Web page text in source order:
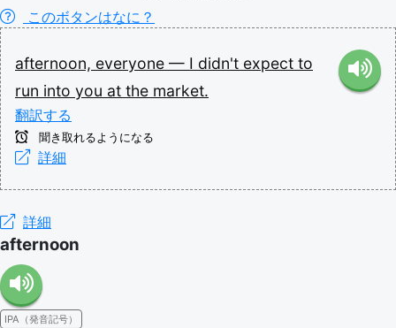
このボタンはなに？
afternoon, everyone — I didn't expect to
run into you at the market.
翻訳する
聞き取れるようになる
詳細
詳細
afternoon
IPA（発音記号）